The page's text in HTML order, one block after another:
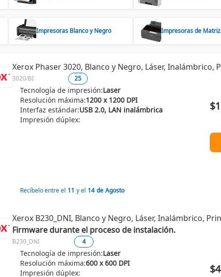
Impresoras Blanco y Negro Impresoras de
Xerox Phaser 3020, Blanco y Negro, Láser, Inalámbrico,
3020/BI 25
Tecnología de impresión:Laser
Resolución máxima:1200 x 1200 DPI
Interfaz estándar:USB 2.0, LAN inalámbrica
Impresión dúplex:
Recíbelo entre el 11 y el 14 de Agosto
Xerox B230_DNI, Blanco y Negro, Láser, Inalámbrico,
Firmware durante el proceso de instalación.
B230_DNI 4
Tecnología de impresión:Laser
Resolución máxima:600 x 600 DPI
Impresión dúplex: